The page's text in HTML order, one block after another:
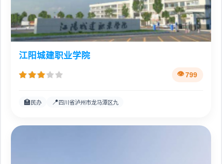
江阳城建职业学院
799
🏫 民办 📍四川省泸州市龙马潭区九